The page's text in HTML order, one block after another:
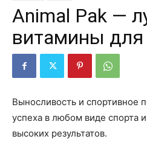
Animal Pak —
витамины для
Выносливость и спортивное
успеха в любом виде спорта
высоких результатов.